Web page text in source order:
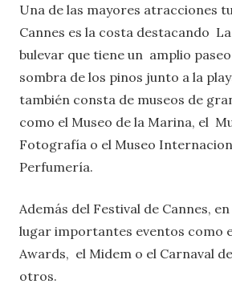
Una de las mayores atracciones
Cannes es la costa destacando
bulevar que tiene un amplio
sombra de los pinos junto a la
también consta de museos de
como el Museo de la Marina, el
Fotografía o el Museo
Perfumería.
Además del Festival de Cannes,
lugar importantes eventos como
Awards, el Midem o el Carnaval
otros.